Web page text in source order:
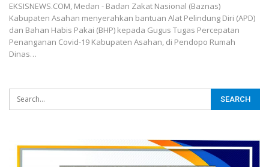
EKSISNEWS.COM, Medan - Badan Zakat Nasional (Baznas)
Kabupaten Asahan menyerahkan bantuan Alat Pelindung Diri (APD)
dan Bahan Habis Pakai (BHP) kepada Gugus Tugas Percepatan
Penanganan Covid-19 Kabupaten Asahan, di Pendopo Rumah
Dinas…